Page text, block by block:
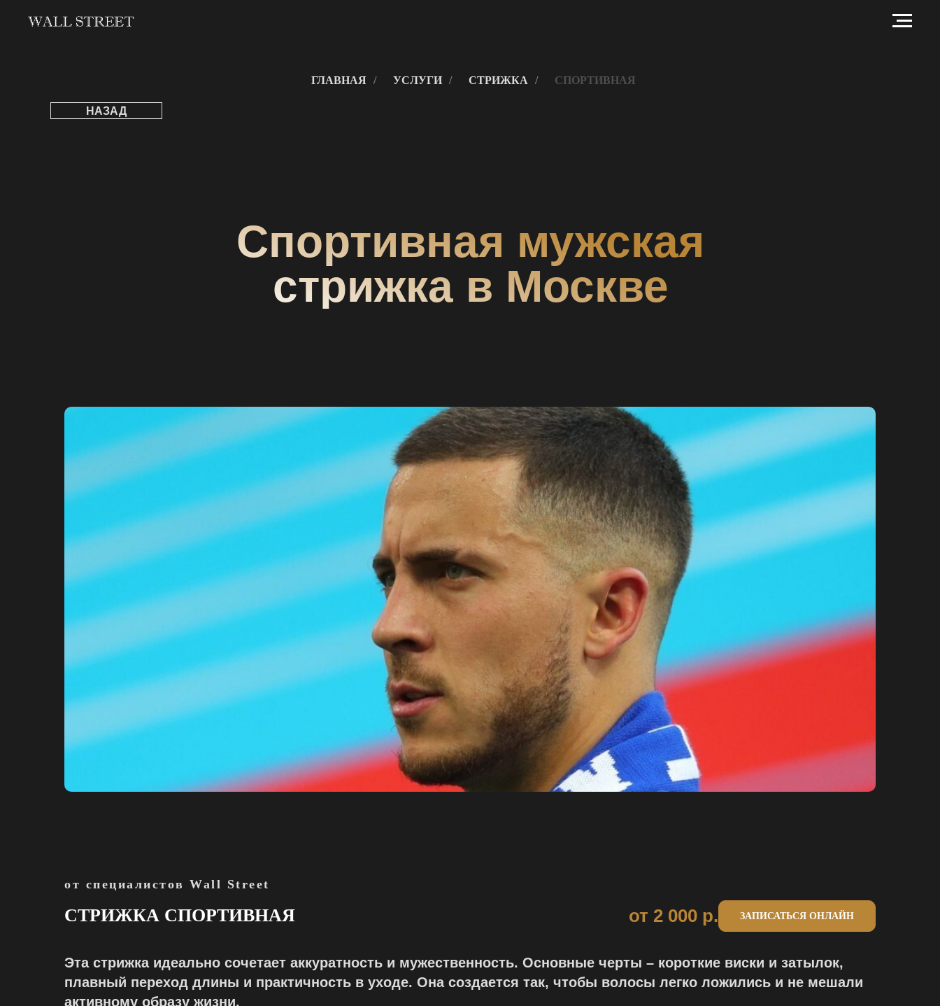
ГЛАВНАЯ / УСЛУГИ / СТРИЖКА / СПОРТИВНАЯ
НАЗАД
Спортивная мужская
стрижка в Москве
от специалистов Wall Street
СТРИЖКА СПОРТИВНАЯ от 2 000 р. ЗАПИСАТЬСЯ ОНЛАЙН
Эта стрижка идеально сочетает аккуратность и мужественность. Основные черты – короткие виски и затылок,
плавный переход длины и практичность в уходе. Она создается так, чтобы волосы легко ложились и не мешали
активному образу жизни.